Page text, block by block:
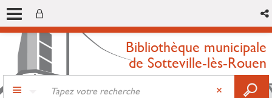
Bibliothèque municipale
de Sotteville-lès-Rouen